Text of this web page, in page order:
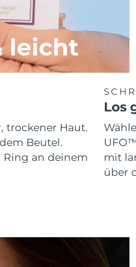
leicht
trockener Haut.
Beutel.
Ring an deinem
Los
mit
über
Erwartete Lieferung
09/08/2026
Erwartete Lieferung
Erwartete Lieferung
Erwartete Lieferung
12/08/2026
Erwartete Lieferung
09/08/2026